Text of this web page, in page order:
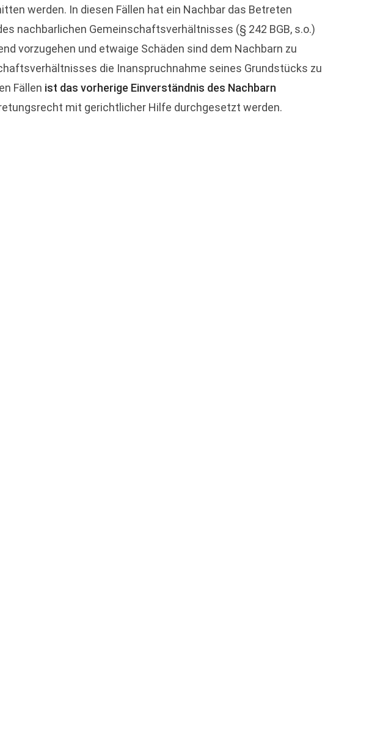
werden. In diesen Fällen hat ein Nachbar das Betreten
nachbarlichen Gemeinschaftsverhältnisses (§ 242 BGB, s.o.)
vorzugehen und etwaige Schäden sind dem Nachbarn zu
die Inanspruchnahme seines Grundstücks zu
Fällen ist das vorherige Einverständnis des Nachbarn
mit gerichtlicher Hilfe durchgesetzt werden.